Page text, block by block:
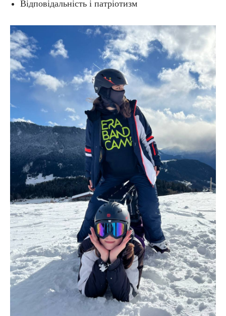
Відповідальність і патріотизм